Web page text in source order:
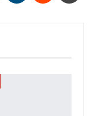
ou um homem, o
pátria”, disse